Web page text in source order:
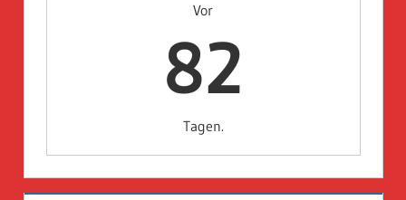
Vor
82
Tagen.